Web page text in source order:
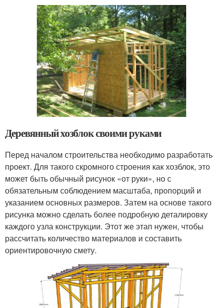
Деревянный хозблок своими руками
Перед началом строительства необходимо разработать
проект. Для такого скромного строения как хозблок, это
может быть обычный рисунок «от руки», но с
обязательным соблюдением масштаба, пропорций и
указанием основных размеров. Затем на основе такого
рисунка можно сделать более подробную деталировку
каждого узла конструкции. Этот же этап нужен, чтобы
рассчитать количество материалов и составить
ориентировочную смету.